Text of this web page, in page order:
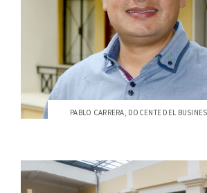
PABLO CARRERA, DOCENTE DEL